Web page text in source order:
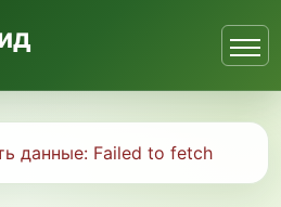
данные: Failed to fetch